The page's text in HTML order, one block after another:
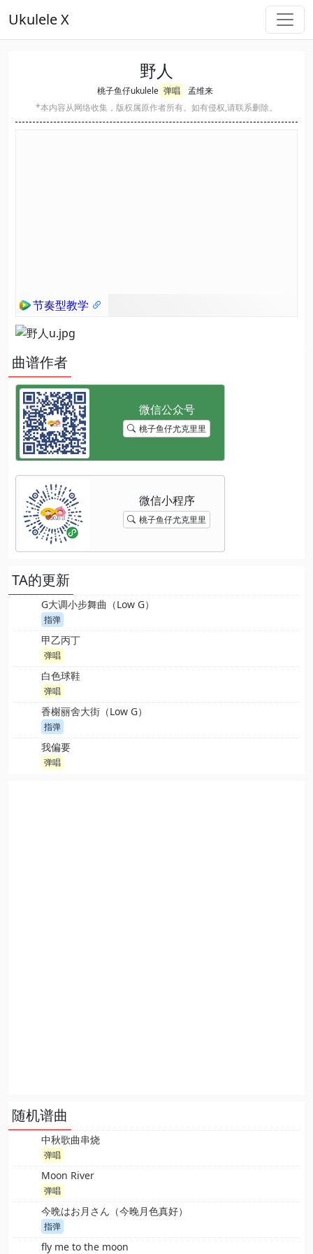
Ukulele X
野人
桃子鱼仔ukulele 弹唱
孟维来
*本内容从网络收集，版权属原作者所有。如有侵权,请联系删除。
节奏型教学
曲谱作者
桃子鱼仔尤克里里
桃子鱼仔尤克里里
TA的更新
G大调小步舞曲（Low G）
指弹
甲乙丙丁
弹唱
白色球鞋
弹唱
香榭丽舍大街（Low G）
指弹
我偏要
弹唱
随机谱曲
中秋歌曲串烧
弹唱
Moon River
弹唱
今晩はお月さん（今晚月色真好）
指弹
fly me to the moon